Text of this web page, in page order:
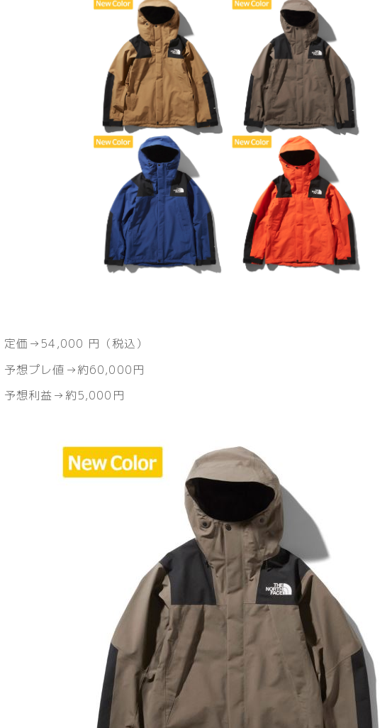
定価→54,000 円（税込）
予想プレ値→約60,000円
予想利益→約5,000円